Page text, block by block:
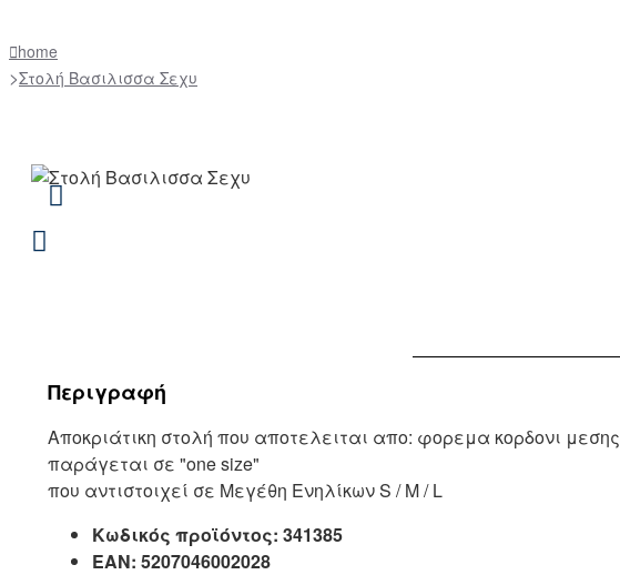
home
Στολή Βασιλισσα Σεχυ
Περιγραφή
Αποκριάτικη στολή που αποτελειται απο: φορεμα κορδονι μεσης
παράγεται σε "one size"
που αντιστοιχεί σε Μεγέθη Ενηλίκων S / M / L
Κωδικός προϊόντος: 341385
EAN: 5207046002028